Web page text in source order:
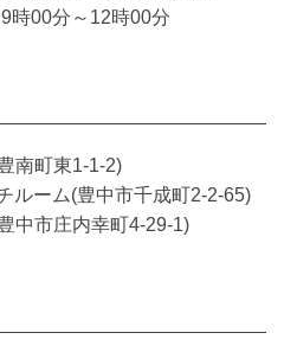
時00分～12時00分
南町東1-1-2)
ルーム(豊中市千成町2-2-65)
中市庄内幸町4-29-1)